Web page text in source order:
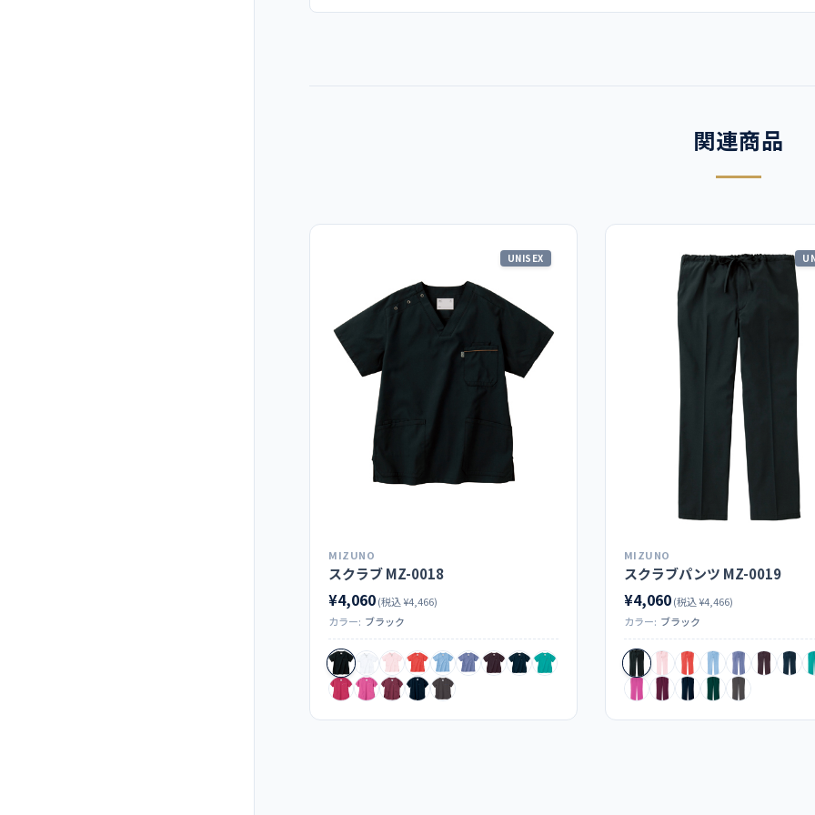
関連商品
UNISEX
MIZUNO
スクラブ MZ-0018
¥4,060(税込 ¥4,466)
カラー: ブラック
MIZUNO
スクラブパンツ MZ-0019
¥4,060 (税込 ¥4,466)
カラー: ブラック